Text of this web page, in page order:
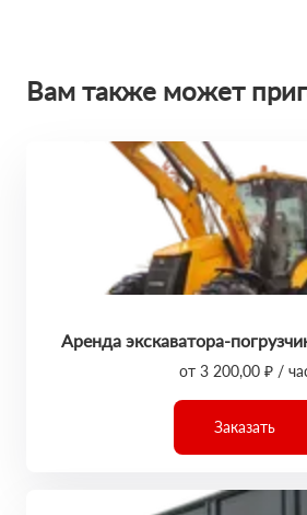
Вам также может
Аренда экскаватора-
от 3 200,00 ₽ /
Заказать